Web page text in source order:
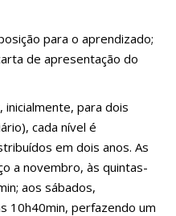
para o aprendizado;
de apresentação do
inicialmente, para dois
cada nível é
em dois anos. As
a novembro, às quintas-
aos sábados,
10h40min, perfazendo um